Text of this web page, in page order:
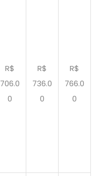
R$
706.0
0
R$
736.0
0
R$
766.0
0